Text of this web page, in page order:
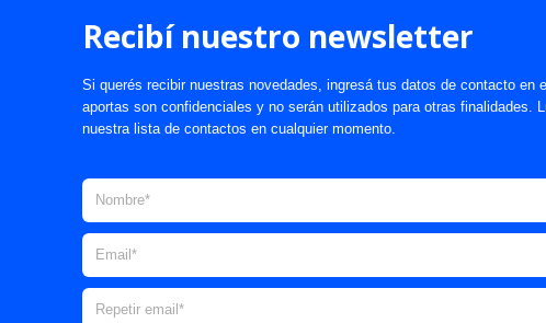
Recibí nuestro newsletter
Si querés recibir nuestras novedades, ingresá tus datos de contacto en
aportas son confidenciales y no serán utilizados para otras finalidades.
nuestra lista de contactos en cualquier momento.